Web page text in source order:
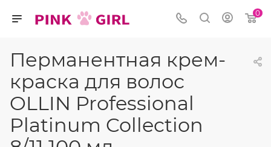
0
Перманентная крем-
краска для волос
OLLIN Professional
Platinum Collection